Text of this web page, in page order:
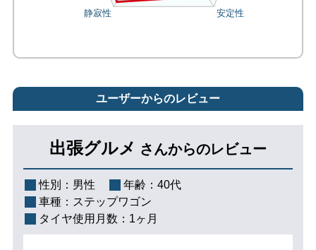
ユーザーからのレビュー
出張グルメ さんからのレビュー
性別： 男性 年齢： 40代
車種： ステップワゴン
タイヤ使用月数： 1ヶ月